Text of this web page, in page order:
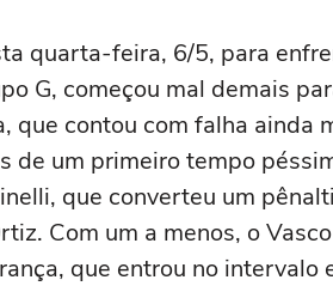
quarta-feira, 6/5, para
G, começou mal demais
que contou com falha ainda
de um primeiro tempo
que converteu um
Com um a menos, o
que entrou no intervalo